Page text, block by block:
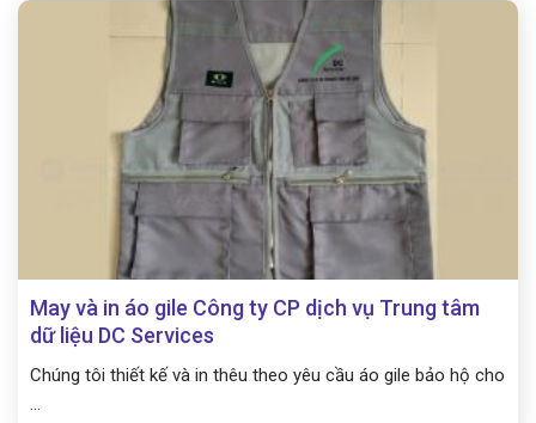
May và in áo gile Công ty CP dịch vụ Trung tâm
dữ liệu DC Services
Chúng tôi thiết kế và in thêu theo yêu cầu áo gile bảo hộ cho
...